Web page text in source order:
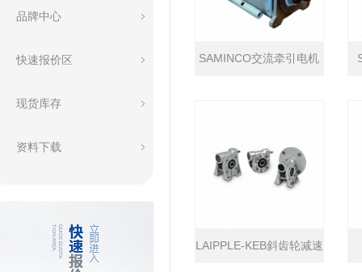
品牌中心
快速报价区
现货库存
资料下载
SAMINCO交流牵引电机
LAIPPLE-KEB斜齿轮减速